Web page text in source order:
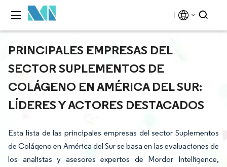
PRINCIPALES EMPRESAS DEL
SECTOR SUPLEMENTOS DE
COLÁGENO EN AMÉRICA DEL SUR:
LÍDERES Y ACTORES DESTACADOS
Esta lista de las principales empresas del sector Suplementos
de Colágeno en América del Sur se basa en las evaluaciones de
los analistas y asesores expertos de Mordor Intelligence,